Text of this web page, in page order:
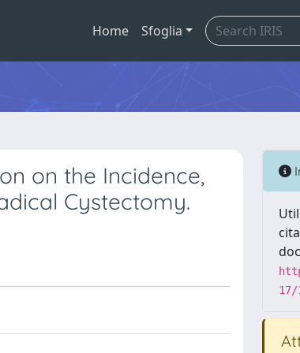
Home Sfoglia
on the Incidence,
Cystectomy.
17/